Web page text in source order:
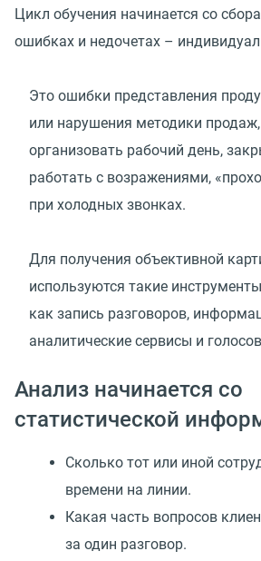
Цикл обучения начинается со
ошибках и недочетах –
Это ошибки представления
или нарушения методики
организовать рабочий день,
работать с возражениями,
при холодных звонках.
Для получения объективной
используются такие инструменты
как запись разговоров,
аналитические сервисы и
Анализ начинается со
статистической
Сколько тот или иной
времени на линии.
Какая часть вопросов
за один разговор.